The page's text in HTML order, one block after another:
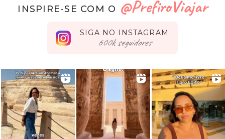
INSPIRE-SE COM O @PrefiroViajar
SIGA NO INSTAGRAM
seguidores